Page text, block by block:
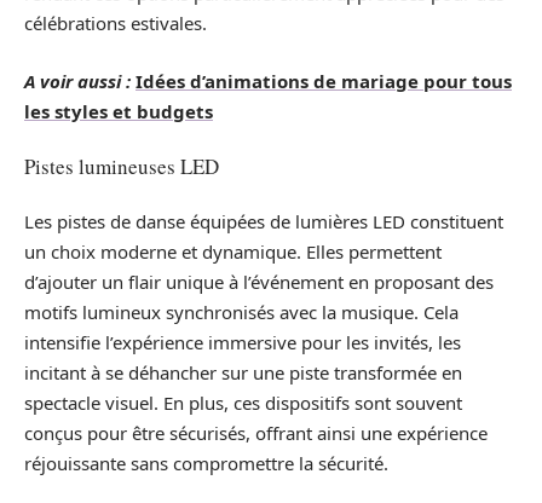
célébrations estivales.
A voir aussi : Idées d’animations de mariage pour tous
les styles et budgets
Pistes lumineuses LED
Les pistes de danse équipées de lumières LED constituent
un choix moderne et dynamique. Elles permettent
d’ajouter un flair unique à l’événement en proposant des
motifs lumineux synchronisés avec la musique. Cela
intensifie l’expérience immersive pour les invités, les
incitant à se déhancher sur une piste transformée en
spectacle visuel. En plus, ces dispositifs sont souvent
conçus pour être sécurisés, offrant ainsi une expérience
réjouissante sans compromettre la sécurité.